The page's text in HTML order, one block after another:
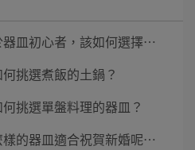
器皿初心者，該如何選擇⋯
挑選煮飯的土鍋？
挑選單盤料理的器皿？
樣的器皿適合祝賀新婚呢⋯